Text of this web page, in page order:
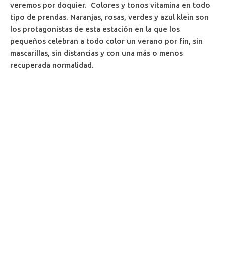
veremos por doquier. Colores y tonos vitamina en todo
tipo de prendas. Naranjas, rosas, verdes y azul klein son
los protagonistas de esta estación en la que los
pequeños celebran a todo color un verano por fin, sin
mascarillas, sin distancias y con una más o menos
recuperada normalidad.